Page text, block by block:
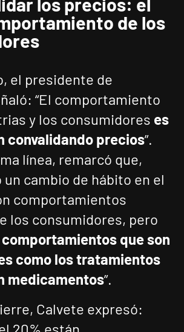
de los
el presidente de
“El comportamiento
y los consumidores es
convalidando precios”.
línea, remarcó que,
un cambio de hábito en el
comportamientos
los consumidores, pero
que son
como los tratamientos
medicamentos”.
Calvete expresó: